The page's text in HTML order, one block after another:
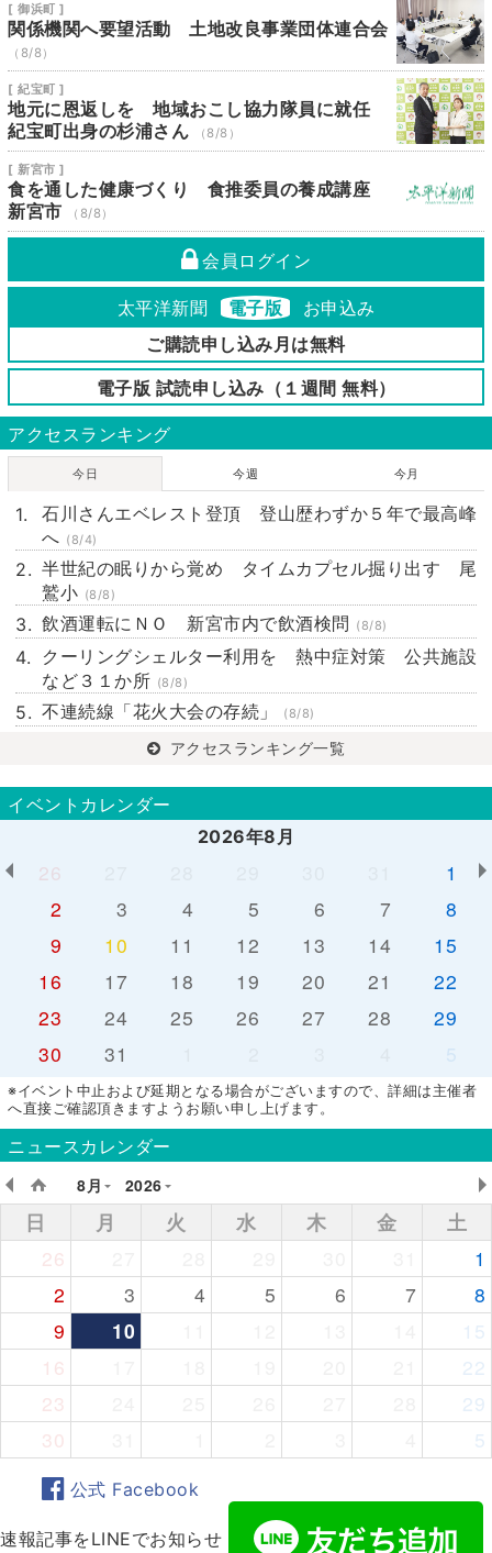
[ 御浜町 ]
関係機関へ要望活動 土地改良事業団体連合会
（8/8）
[ 紀宝町 ]
地元に恩返しを 地域おこし協力隊員に就任
紀宝町出身の杉浦さん
（8/8）
[ 新宮市 ]
食を通した健康づくり 食推委員の養成講座
新宮市
（8/8）
会員ログイン
太平洋新聞 電子版
お申込み
ご購読申し込み月は無料
電子版 試読申し込み（１週間 無料）
アクセスランキング
今日 今週 今月
石川さんエベレスト登頂 登山歴わずか５年で最高峰
へ (8/4)
半世紀の眠りから覚め タイムカプセル掘り出す 尾
鷲小 (8/8)
飲酒運転にＮＯ 新宮市内で飲酒検問 (8/8)
クーリングシェルター利用を 熱中症対策 公共施設
など３１か所 (8/8)
不連続線「花火大会の存続」 (8/8)
アクセスランキング一覧
イベントカレンダー
2026年8月
26
1
2
3 4 5 6 7
8
9
10 11 12 13 14
15
16
17 18 19 20 21
22
23
24 25 26 27 28
29
30
31 5
※イベント中止および延期となる場合がございますので、詳細は主催者
へ直接ご確認頂きますようお願い申し上げます。
ニュースカレンダー
8月
2026
日 月 火 水 木 金
土
26
1
2
3 4 5 6 7
8
9
10
15
16
22
23
29
30
5
公式 Facebook
速報記事をLINEでお知らせ